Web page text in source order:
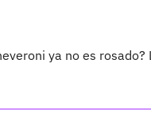
ya no es